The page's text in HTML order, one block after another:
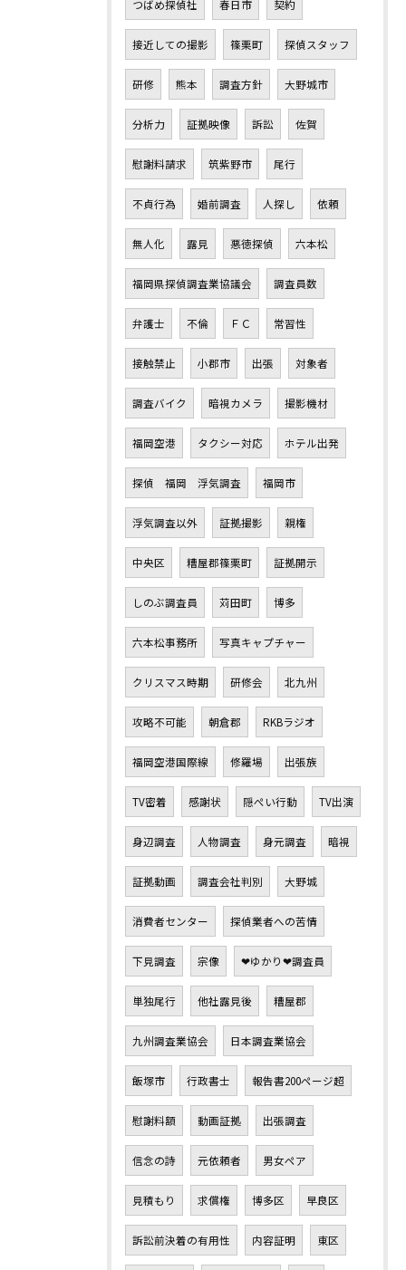
つばめ探偵社 春日市 契約
接近しての撮影 篠栗町 探偵スタッフ
研修 熊本 調査方針 大野城市
分析力 証拠映像 訴訟 佐賀
慰謝料請求 筑紫野市 尾行
不貞行為 婚前調査 人探し 依頼
無人化 露見 悪徳探偵 六本松
福岡県探偵調査業協議会 調査員数
弁護士 不倫 ＦＣ 常習性
接触禁止 小郡市 出張 対象者
調査バイク 暗視カメラ 撮影機材
福岡空港 タクシー対応 ホテル出発
探偵 福岡 浮気調査 福岡市
浮気調査以外 証拠撮影 親権
中央区 糟屋郡篠栗町 証拠開示
しのぶ調査員 苅田町 博多
六本松事務所 写真キャプチャー
クリスマス時期 研修会 北九州
攻略不可能 朝倉郡 RKBラジオ
福岡空港国際線 修羅場 出張族
TV密着 感謝状 隠ぺい行動 TV出演
身辺調査 人物調査 身元調査 暗視
証拠動画 調査会社判別 大野城
消費者センター 探偵業者への苦情
下見調査 宗像 ❤ゆかり❤調査員
単独尾行 他社露見後 糟屋郡
九州調査業協会 日本調査業協会
飯塚市 行政書士 報告書200ページ超
慰謝料額 動画証拠 出張調査
信念の詩 元依頼者 男女ペア
見積もり 求償権 博多区 早良区
訴訟前決着の有用性 内容証明 東区